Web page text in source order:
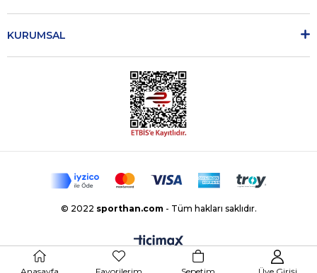
KURUMSAL
© 2022 sporthan.com- Tüm hakları saklıdır.